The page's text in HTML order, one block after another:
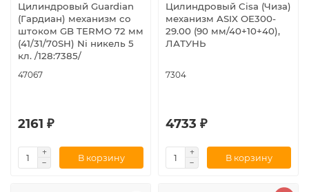
Цилиндровый Guardian
(Гардиан) механизм со
штоком GB TERMO 72 мм
(41/31/70SH) Ni никель 5
кл. /128:7385/
47067
2161 ₽
В корзину
Цилиндровый Cisa (Чиза)
механизм ASIX OE300-
29.00 (90 мм/40+10+40),
ЛАТУНЬ
7304
4733 ₽
В корзину